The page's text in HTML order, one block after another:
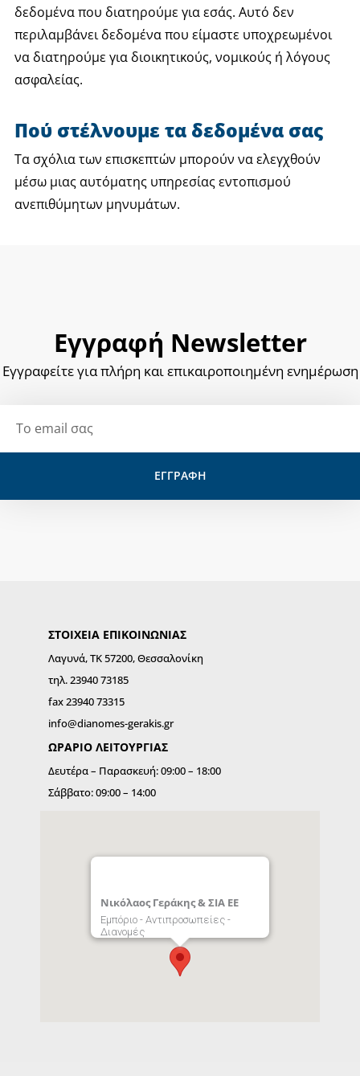
δεδομένα που διατηρούμε για εσάς. Αυτό δεν
περιλαμβάνει δεδομένα που είμαστε υποχρεωμένοι
να διατηρούμε για διοικητικούς, νομικούς ή λόγους
ασφαλείας.
Πού στέλνουμε τα δεδομένα σας
Τα σχόλια των επισκεπτών μπορούν να ελεγχθούν
μέσω μιας αυτόματης υπηρεσίας εντοπισμού
ανεπιθύμητων μηνυμάτων.
Εγγραφή Newsletter
Εγγραφείτε για πλήρη και επικαιροποιημένη ενημέρωση
ΕΓΓΡΑΦΗ
ΣΤΟΙΧΕΙΑ ΕΠΙΚΟΙΝΩΝΙΑΣ
Λαγυνά, ΤΚ 57200, Θεσσαλονίκη
τηλ. 23940 73185
fax 23940 73315
info@dianomes-gerakis.gr
ΩΡΑΡΙΟ ΛΕΙΤΟΥΡΓIΑΣ
Δευτέρα – Παρασκευή: 09:00 – 18:00
Σάββατο: 09:00 – 14:00
Νικόλαος Γεράκης & ΣΙΑ ΕΕ
Εμπόριο - Αντιπροσωπείες -
Διανομές